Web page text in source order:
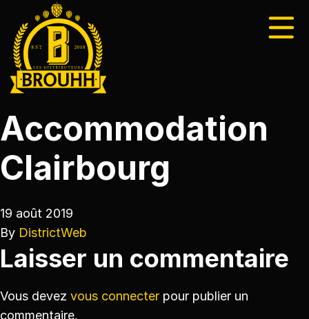
Accommodation
Clairbourg
19 août 2019
By DistrictWeb
Laisser un commentaire
Vous devez vous connecter pour publier un
commentaire.